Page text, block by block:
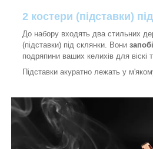
2 костери (підставки)
До набору входять два стильних
(підставки) під склянки. Вони
подряпини ваших келихів для віскі
Підставки акуратно лежать у